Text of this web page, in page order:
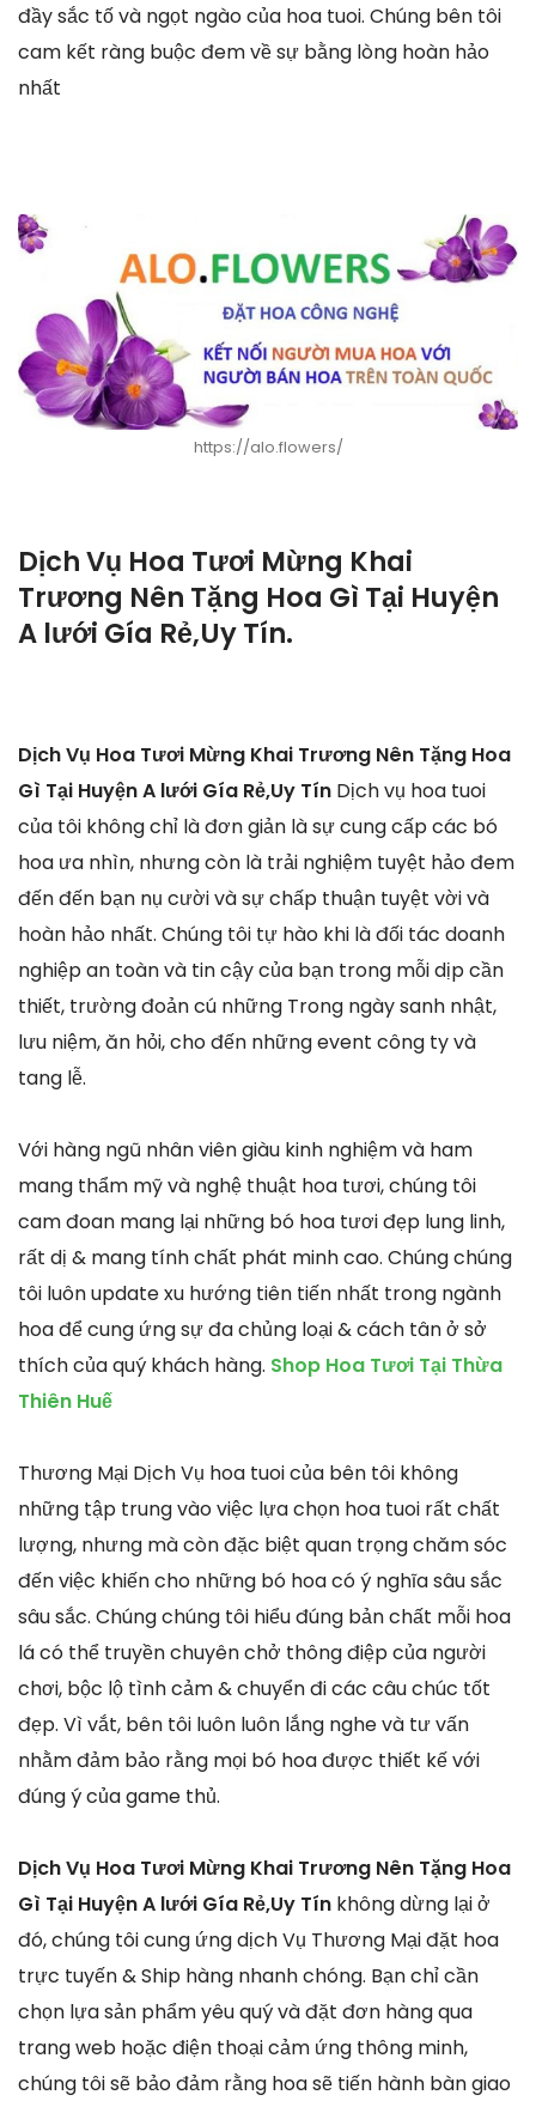
đầy sắc tố và ngọt ngào của hoa tuoi. Chúng bên tôi
cam kết ràng buộc đem về sự bằng lòng hoàn hảo
nhất
https://alo.flowers/
Dịch Vụ Hoa Tươi Mừng Khai
Trương Nên Tặng Hoa Gì Tại Huyện
A lưới Gía Rẻ,Uy Tín.
Dịch Vụ Hoa Tươi Mừng Khai Trương Nên Tặng Hoa
Gì Tại Huyện A lưới Gía Rẻ,Uy Tín Dịch vụ hoa tuoi
của tôi không chỉ là đơn giản là sự cung cấp các bó
hoa ưa nhìn, nhưng còn là trải nghiệm tuyệt hảo đem
đến đến bạn nụ cười và sự chấp thuận tuyệt vời và
hoàn hảo nhất. Chúng tôi tự hào khi là đối tác doanh
nghiệp an toàn và tin cậy của bạn trong mỗi dịp cần
thiết, trường đoản cú những Trong ngày sanh nhật,
lưu niệm, ăn hỏi, cho đến những event công ty và
tang lễ.
Với hàng ngũ nhân viên giàu kinh nghiệm và ham
mang thẩm mỹ và nghệ thuật hoa tươi, chúng tôi
cam đoan mang lại những bó hoa tươi đẹp lung linh,
rất dị & mang tính chất phát minh cao. Chúng chúng
tôi luôn update xu hướng tiên tiến nhất trong ngành
hoa để cung ứng sự đa chủng loại & cách tân ở sở
thích của quý khách hàng. Shop Hoa Tươi Tại Thừa
Thiên Huế
Thương Mại Dịch Vụ hoa tuoi của bên tôi không
những tập trung vào việc lựa chọn hoa tuoi rất chất
lượng, nhưng mà còn đặc biệt quan trọng chăm sóc
đến việc khiến cho những bó hoa có ý nghĩa sâu sắc
sâu sắc. Chúng chúng tôi hiểu đúng bản chất mỗi hoa
lá có thể truyền chuyên chở thông điệp của người
chơi, bộc lộ tình cảm & chuyển đi các câu chúc tốt
đẹp. Vì vắt, bên tôi luôn luôn lắng nghe và tư vấn
nhằm đảm bảo rằng mọi bó hoa được thiết kế với
đúng ý của game thủ.
Dịch Vụ Hoa Tươi Mừng Khai Trương Nên Tặng Hoa
Gì Tại Huyện A lưới Gía Rẻ,Uy Tín không dừng lại ở
đó, chúng tôi cung ứng dịch Vụ Thương Mại đặt hoa
trực tuyến & Ship hàng nhanh chóng. Bạn chỉ cần
chọn lựa sản phẩm yêu quý và đặt đơn hàng qua
trang web hoặc điện thoại cảm ứng thông minh,
chúng tôi sẽ bảo đảm rằng hoa sẽ tiến hành bàn giao